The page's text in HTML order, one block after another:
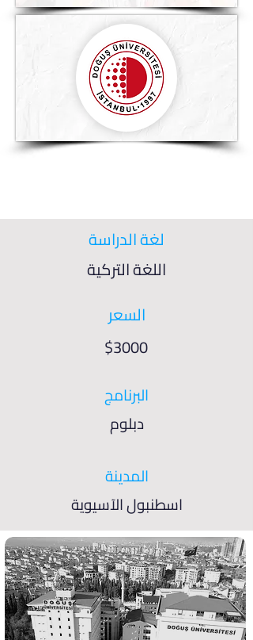
لغة الدراسة
اللغة التركية
السعر
$3000
البرنامج
دبلوم
المدينة
اسطنبول الآسيوية